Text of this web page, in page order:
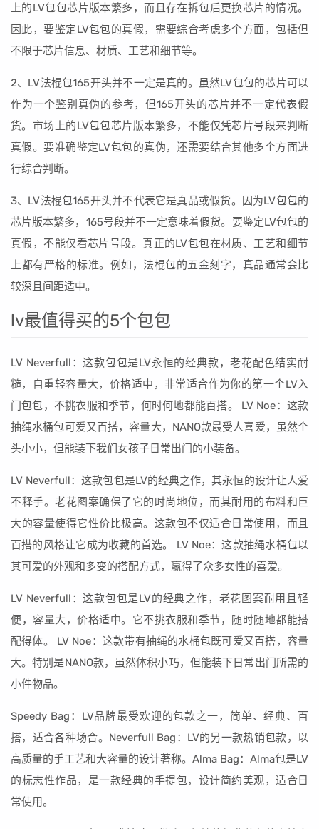
上的LV包包芯片版本繁多，而且存在拆包后更换芯片的情况。
因此，要鉴定LV包包的真假，需要综合考虑多个方面，包括但
不限于芯片信息、材质、工艺和细节等。
2、LV法棍包165开头并不一定是真的。虽然LV包包的芯片可以
作为一个鉴别真伪的参考，但165开头的芯片并不一定代表假
货。市场上的LV包包芯片版本繁多，不能仅凭芯片号段来判断
真假。要准确鉴定LV包包的真伪，还需要结合其他多个方面进
行综合判断。
3、LV法棍包165开头并不代表它是真品或假货。因为LV包包的
芯片版本繁多，165号段并不一定意味着假货。要鉴定LV包包的
真假，不能仅看芯片号段。真正的LV包包在材质、工艺和细节
上都有严格的标准。例如，法棍包的五金刻字，真品通常会比
较深且间距适中。
lv最值得买的5个包包
LV Neverfull：这款包包是LV永恒的经典款，老花配色结实耐
糙，自重轻容量大，价格适中，非常适合作为你的第一个LV入
门包包，不挑衣服和季节，何时何地都能百搭。 LV Noe：这款
抽绳水桶包可爱又百搭，容量大，NANO款最受人喜爱，虽然个
头小小，但能装下我们女孩子日常出门的小装备。
LV Neverfull：这款包包是LV的经典之作，其永恒的设计让人爱
不释手。老花图案确保了它的时尚地位，而其耐用的布料和巨
大的容量使得它性价比极高。这款包不仅适合日常使用，而且
百搭的风格让它成为收藏的首选。 LV Noe：这款抽绳水桶包以
其可爱的外观和多变的搭配方式，赢得了众多女性的喜爱。
LV Neverfull：这款包包是LV的经典之作，老花图案耐用且轻
便，容量大，价格适中。它不挑衣服和季节，随时随地都能搭
配得体。 LV Noe：这款带有抽绳的水桶包既可爱又百搭，容量
大。特别是NANO款，虽然体积小巧，但能装下日常出门所需的
小件物品。
Speedy Bag：LV品牌最受欢迎的包款之一，简单、经典、百
搭，适合各种场合。Neverfull Bag：LV的另一款热销包款，以
高质量的手工艺和大容量的设计著称。Alma Bag：Alma包是LV
的标志性作品，是一款经典的手提包，设计简约美观，适合日
常使用。